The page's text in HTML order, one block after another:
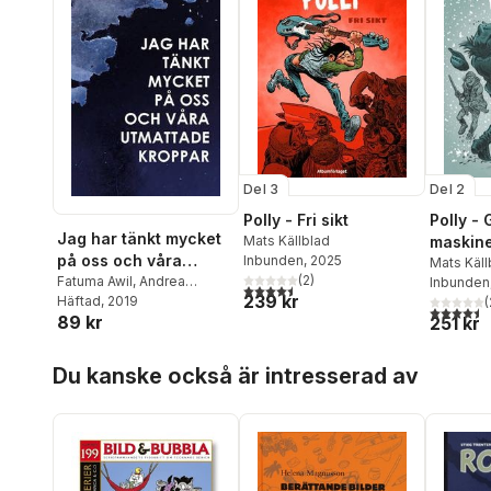
Jag har tänkt mycket
på oss och våra
utmattade kroppar
Fatuma Awil, Andrea
Malesevic,Jona Elings
Knutsson
Nilsson,Freke Räihä,
Råghall,Ina Hallström,Leif
Lindström,Carola
Ankarborg,Anna
Arvidsdotter,Silas Aliki
Häftad, 2019
89 kr
Del 3
Polly - Fri sikt
Mats Källblad
Inbunden, 2025
4,5utav 5 stjärnor. Totalt antal röster:
(2)
239 kr
Del 2
Polly -
Mats
Inbunden
4,5utav 5(
251 kr
Du kanske också är intresserad av